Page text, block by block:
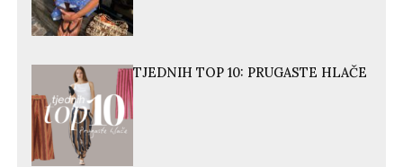
TJEDNIH TOP 10: PRUGASTE HLAČE